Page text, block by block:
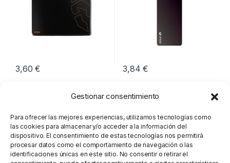
Gestionar consentimiento
Para ofrecer las mejores experiencias, utilizamos tecnologías como
las cookies para almacenar y/o acceder a la información del
dispositivo. El consentimiento de estas tecnologías nos permitirá
procesar datos como el comportamiento de navegación o las
identificaciones únicas en este sitio. No consentir o retirar el
3,60€ 3,84€